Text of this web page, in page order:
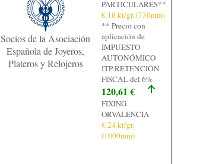
Contacto
Graficos
Socios de la Asociación
Española de Joyeros,
Plateros y Relojeros
PARTICULARES**
€ 18 kt/gr. (730mm)
** Precio con
aplicación de
IMPUESTO
AUTONÓMICO
ITP RETENCIÓN
FISCAL del 6%
120,61 €
FIXING
ORVALENCIA
€ 24 kt/gr.
(1000mm)